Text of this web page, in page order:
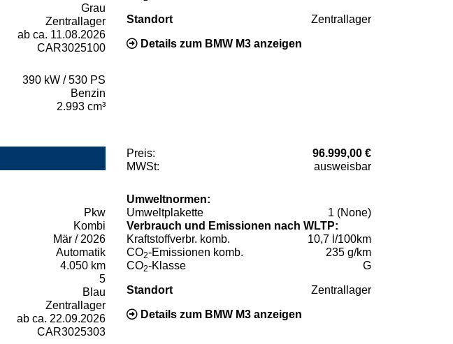
Grau
Zentrallager
ab ca. 11.08.2026
CAR3025100
390 kW / 530 PS
Benzin
2.993 cm³
Standort Zentrallager
Details zum BMW M3 anzeigen
Preis:
96.999,00 €
MWSt:
ausweisbar
Pkw
Kombi
Mär / 2026
Automatik
4.050 km
5
Blau
Zentrallager
ab ca. 22.09.2026
CAR3025303
Umweltnormen:
Umweltplakette
1 (None)
Verbrauch und Emissionen nach WLTP:
Kraftstoffverbr. komb.
10,7 l/100km
CO2-Emissionen komb.
235 g/km
CO2-Klasse G
Standort Zentrallager
Details zum BMW M3 anzeigen